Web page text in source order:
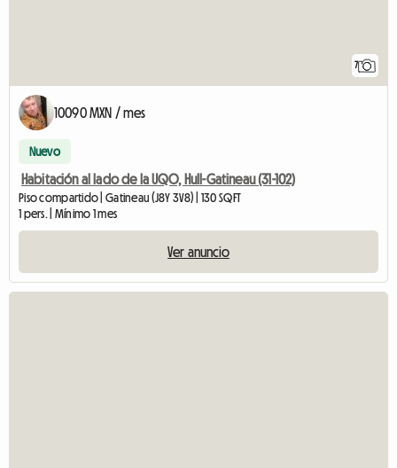
7
10090 MXN / mes
Nuevo
Habitación al lado de la UQO, Hull-Gatineau (31-102)
Piso compartido | Gatineau (J8Y 3V8) | 130 SQFT
1 pers. | Mínimo 1 mes
Ver anuncio